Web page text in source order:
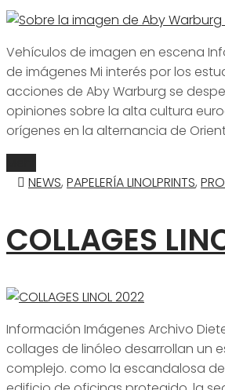
Vehículos de imagen en escena
de imágenes Mi interés por los
acciones de Aby Warburg se
opiniones sobre la alta cultura
orígenes en la alternancia de
NEWS, PAPELERÍA LINOLPRINTS,
COLLAGES
Información Imágenes Archivo
collages de linóleo desarrollan un
complejo. como la escandalosa